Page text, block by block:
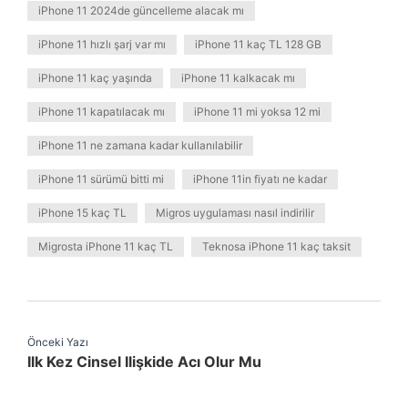
iPhone 11 2024de güncelleme alacak mı
iPhone 11 hızlı şarj var mı iPhone 11 kaç TL 128 GB
iPhone 11 kaç yaşında iPhone 11 kalkacak mı
iPhone 11 kapatılacak mı iPhone 11 mi yoksa 12 mi
iPhone 11 ne zamana kadar kullanılabilir
iPhone 11 sürümü bitti mi iPhone 11in fiyatı ne kadar
iPhone 15 kaç TL Migros uygulaması nasıl indirilir
Migrosta iPhone 11 kaç TL Teknosa iPhone 11 kaç taksit
Önceki Yazı
Ilk Kez Cinsel Ilişkide Acı Olur Mu